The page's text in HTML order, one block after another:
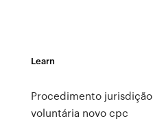
Learn
Procedimento jurisdição
voluntária novo cpc